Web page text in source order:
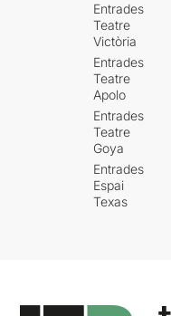
Entrades
Teatre
Victòria
Entrades
Teatre
Apolo
Entrades
Teatre
Goya
Entrades
Espai
Texas